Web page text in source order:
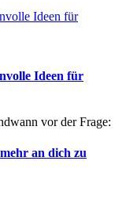
Ideen für
vor der Frage:
an dich zu